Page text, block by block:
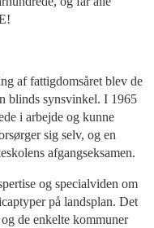
af fattigdomsåret blev de
blinds synsvinkel. I 1965
i arbejde og kunne
sig selv, og en
afgangseksamen.
og specialviden om
på landsplan. Det
de enkelte kommuner